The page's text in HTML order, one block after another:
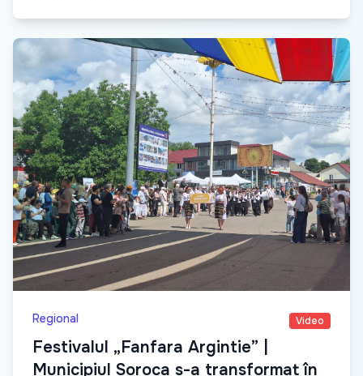
Regional Video
Festivalul „Fanfara Argintie” |
Municipiul Soroca s-a transformat în